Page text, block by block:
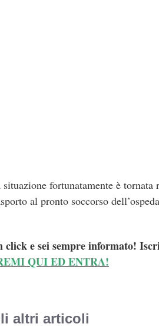
situazione fortunatamente è tornata
al pronto soccorso
click e sei sempre informato!
QUI ED ENTRA!
altri articoli